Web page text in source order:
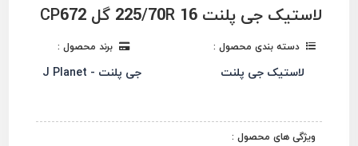
لاستیک جی پلنت 225/70R 16 گل CP672
دسته بندی محصول :
لاستیک جی پلنت
برند محصول :
جی پلنت - J Planet
ویژگی های محصول :